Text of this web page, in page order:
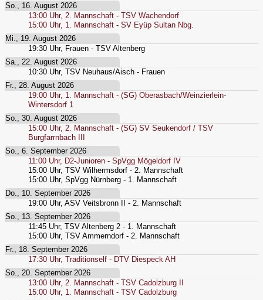
So., 16. August 2026
13:00 Uhr, 2. Mannschaft - TSV Wachendorf
15:00 Uhr, 1. Mannschaft - SV Eyüp Sultan Nbg.
Mi., 19. August 2026
19:30 Uhr, Frauen - TSV Altenberg
Sa., 22. August 2026
10:30 Uhr, TSV Neuhaus/Aisch - Frauen
Fr., 28. August 2026
19:00 Uhr, 1. Mannschaft - (SG) Oberasbach/Weinzierlein-
Wintersdorf 1
So., 30. August 2026
15:00 Uhr, 2. Mannschaft - (SG) SV Seukendorf / TSV
Burgfarrnbach III
So., 6. September 2026
11:00 Uhr, D2-Junioren - SpVgg Mögeldorf IV
15:00 Uhr, TSV Wilhermsdorf - 2. Mannschaft
15:00 Uhr, SpVgg Nürnberg - 1. Mannschaft
Do., 10. September 2026
19:00 Uhr, ASV Veitsbronn II - 2. Mannschaft
So., 13. September 2026
11:45 Uhr, TSV Altenberg 2 - 1. Mannschaft
15:00 Uhr, TSV Ammerndorf - 2. Mannschaft
Fr., 18. September 2026
17:30 Uhr, Traditionself - DTV Diespeck AH
So., 20. September 2026
13:00 Uhr, 2. Mannschaft - TSV Cadolzburg II
15:00 Uhr, 1. Mannschaft - TSV Cadolzburg